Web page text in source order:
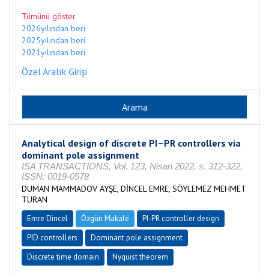
Tümünü göster
2026yılından beri
2025yılından beri
2021yılından beri
Özel Aralık Girişi
Analytical design of discrete PI–PR controllers via
dominant pole assignment
ISA TRANSACTIONS, Vol. 123, Nisan 2022, s. 312-322,
ISSN: 0019-0578
DUMAN MAMMADOV AYŞE, DİNCEL EMRE, SÖYLEMEZ MEHMET
TURAN
Emre Dincel Özgün Makale
PI-PR controller design
PID controllers
Dominant pole assignment
Discrete time domain
Nyquist theorem